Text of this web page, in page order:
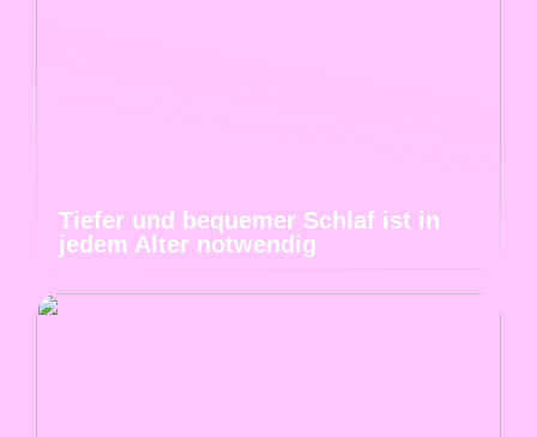
Tiefer und bequemer Schlaf ist in
jedem Alter notwendig